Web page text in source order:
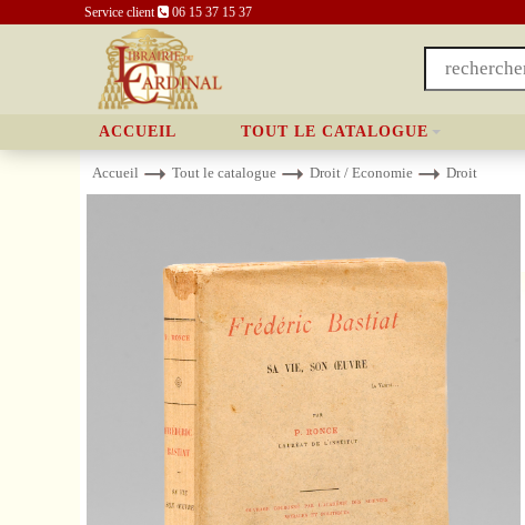
Service client 06 15 37 15 37
ACCUEIL TOUT LE CATALOGUE
Accueil Tout le catalogue Droit / Economie Droit